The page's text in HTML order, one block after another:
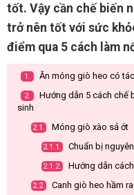
tốt. Vậy cần chế biến
trở nên tốt với sức
điểm qua 5 cách làm
1. Ăn móng giò heo có
2.
Hướng dẫn 5 cách chế
sinh
2.1. Móng giò xào sả ớt
2.1.1. Chuẩn bị
2.1.2. Hướng dẫn
2.2. Canh giò heo hầm